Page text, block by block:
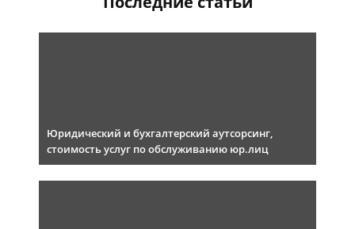
Юридический и бухгалтерский аутсорсинг,
стоимость услуг по обслуживанию юр.лиц